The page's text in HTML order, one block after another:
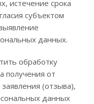
истечение срока
субъектом
данных.
обработку
получения от
(отзыва),
данных